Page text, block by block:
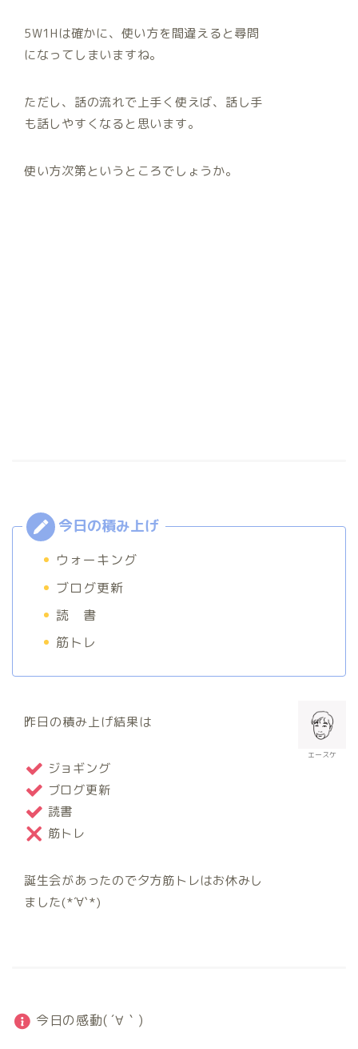
5W1Hは確かに、使い方を間違えると尋問
になってしまいますね。
ただし、話の流れで上手く使えば、話し手
も話しやすくなると思います。
使い方次第というところでしょうか。
ウォーキング
ブログ更新
読 書
筋トレ
エースケ
昨日の積み上げ結果は
ジョギング
ブログ更新
読書
筋トレ
誕生会があったので夕方筋トレはお休みし
ました(*´∀`*)
今日の感動( ´∀｀)